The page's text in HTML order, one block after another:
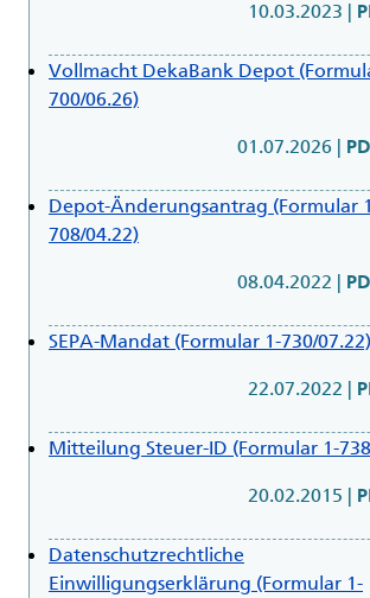
10.03.2023 |
Vollmacht DekaBank Depot
700/06.26)
01.07.2026 |
Depot-Änderungsantrag (Formular
708/04.22)
08.04.2022 |
SEPA-Mandat (Formular 1-730/07.22)
22.07.2022 |
Mitteilung Steuer-ID (Formular 1-
20.02.2015 |
Datenschutzrechtliche
Einwilligungserklärung (Formular 1-